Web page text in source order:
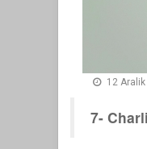
12
7-